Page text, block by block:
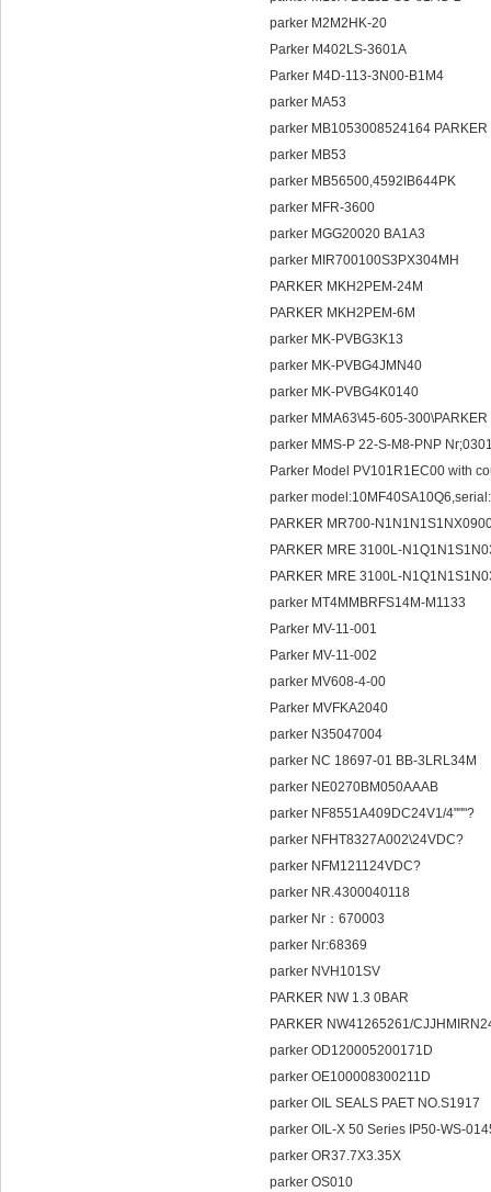
parker M2M2HK-20
Parker M402LS-3601A
Parker M4D-113-3N00-B1M4
parker MA53
parker MB1053008524164
parker MB53
parker MB56500,4592IB644PK
parker MFR-3600
parker MGG20020 BA1A3
parker MIR700100S3PX304MH
PARKER MKH2PEM-24M
PARKER MKH2PEM-6M
parker MK-PVBG3K13
parker MK-PVBG4JMN40
parker MK-PVBG4K0140
parker MMA63\45-605-
parker MMS-P 22-S-M8-PNP
Parker Model PV101R1EC00 with
parker
PARKER MR700-
PARKER MRE 3100L-
PARKER MRE 3100L-
parker MT4MMBRFS14M-M1133
Parker MV-11-001
Parker MV-11-002
parker MV608-4-00
Parker MVFKA2040
parker N35047004
parker NC 18697-01 BB-
parker NE0270BM050AAAB
parker NF8551A409DC24V1/4"""?
parker NFHT8327A002\24VDC?
parker NFM121124VDC?
parker NR.4300040118
parker Nr：670003
parker Nr:68369
parker NVH101SV
PARKER NW 1.3 0BAR
PARKER NW41265261/
parker OD120005200171D
parker OE100008300211D
parker OIL SEALS PAET NO.S1917
parker OIL-X 50 Series IP50-WS-
parker OR37.7X3.35X
parker OS010